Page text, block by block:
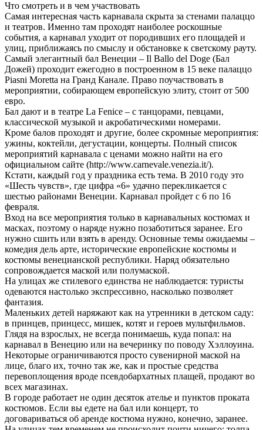
Что смотреть и в чем участвовать
Самая интересная часть карнавала скрыта за стенами палаццо
и театров. Именно там проходят наиболее роскошные
события, а карнавал уходит от породивших его площадей и
улиц, приближаясь по смыслу и обстановке к светскому рауту.
Самый элегантный бал Венеции – Il Ballo del Doge (Бал
Дожей) проходит ежегодно в построенном в 15 веке палаццо
Piasni Moretta на Гранд Канале. Право поучаствовать в
мероприятии, собирающем европейскую элиту, стоит от 500
евро.
Бал дают и в театре La Fenice – c танцорами, певцами,
классической музыкой и акробатическими номерами.
Кроме балов проходят и другие, более скромные мероприятия:
ужины, коктейли, дегустации, концерты. Полный список
мероприятий карнавала с ценами можно найти на его
официальном сайте (http://www.carnevale.venezia.it/).
Кстати, каждый год у праздника есть тема. В 2010 году это
«Шесть чувств», где цифра «6» удачно перекликается с
шестью районами Венеции. Карнавал пройдет с 6 по 16
февраля.
Вход на все мероприятия только в карнавальных костюмах и
масках, поэтому о наряде нужно позаботиться заранее. Его
нужно сшить или взять в аренду. Основные темы ожидаемы –
комедия дель арте, исторические европейские костюмы и
костюмы венецианской республики. Наряд обязательно
сопровождается маской или полумаской.
На улицах же стилевого единства не наблюдается: туристы
одеваются настолько экспрессивно, насколько позволяет
фантазия.
Маленьких детей наряжают как на утренники в детском саду:
в принцев, принцесс, мишек, котят и героев мультфильмов.
Глядя на взрослых, не всегда понимаешь, куда попал: на
карнавал в Венецию или на вечеринку по поводу Хэллоуина.
Некоторые ограничиваются просто сувенирной маской на
лице, благо их, точно так же, как и простые средства
перевоплощения вроде псевдобархатных плащей, продают во
всех магазинах.
В городе работает не один десяток ателье и пунктов проката
костюмов. Если вы едете на бал или концерт, то
договариваться об аренде костюма нужно, конечно, заранее.